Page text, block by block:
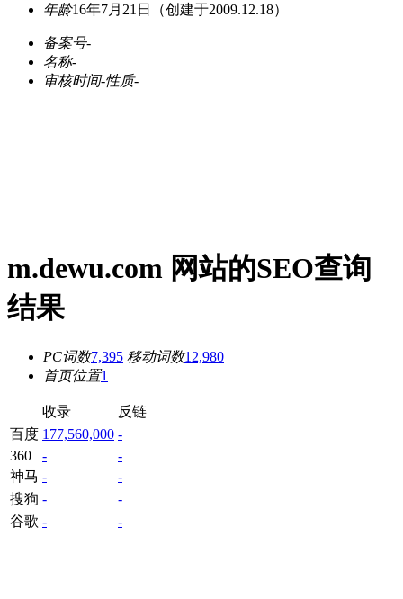
年龄16年7月21日 （创建于2009.12.18）
备案号-
名称-
审核时间-性质-
m.dewu.com 网站的SEO查询
结果
PC词数7,395 移动词数12,980
首页位置1
收录
反链
百度 177,560,000 -
360
-
-
神马 -
-
搜狗 -
-
谷歌 - -